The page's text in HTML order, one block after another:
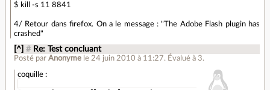
$ kill -s 11 8841
4/ Retour dans firefox. On a le message : "The Adobe Flash plugin has
crashed"
[^] # Re: Test concluant
Posté parAnonyme le 24 juin 2010 à 11:27. Évalué à 3.
coquille :